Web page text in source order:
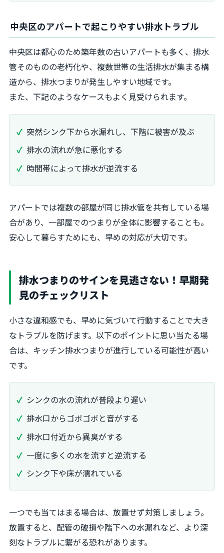
中央区のアパートで起こりやすい排水トラブル
中央区は都心のため築年数の古いアパートも多く、排水
管そのものの老朽化や、複数世帯の生活排水が集まる構
造から、排水つまりが発生しやすい地域です。
また、下記のようなケースもよく見受けられます。
突然シンク下から水漏れし、下階に被害が及ぶ
排水の流れが急に悪化する
時間帯によって排水が逆流する
アパートでは複数の部屋が同じ排水管を共有している場
合があり、一部屋でのつまりが全体に影響することも。
安心して暮らすためにも、早めの対応が大切です。
排水つまりのサインを見逃さない！早期発
見のチェックリスト
小さな違和感でも、早めに気づいて行動することで大き
なトラブルを防げます。以下のポイントに思い当たる場
合は、キッチン排水つまりが進行している可能性が高い
です。
シンクの水の流れが普段より遅い
排水口からゴボゴボと音がする
排水口付近から異臭がする
一度に多くの水を流すと逆流する
シンク下や床が濡れている
一つでも当てはまる場合は、放置せず対策しましょう。
放置すると、配管の破損や階下への水漏れなど、より深
刻なトラブルに繋がる恐れがあります。